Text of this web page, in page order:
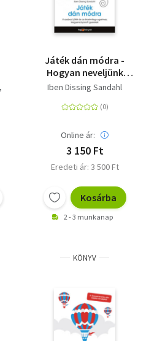
Játék dán módra -
Hogyan neveljünk
kiegyensúlyozott,
gyereket a szabad
Iben Dissing Sandahl
Online ár:
3 150 Ft
Eredeti ár: 3 500 Ft
Kosárba
2 - 3 munkanap
KÖNYV